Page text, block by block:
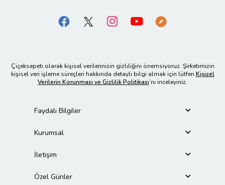
Çiçeksepeti olarak kişisel verilerinizin gizliliğini önemsiyoruz. Şirketimizin
kişisel veri işleme süreçleri hakkında detaylı bilgi almak için lütfen Kişisel
Verilerin Korunması ve Gizlilik Politikası’nı inceleyiniz.
Faydalı Bilgiler
Kurumsal
İletişim
Özel Günler